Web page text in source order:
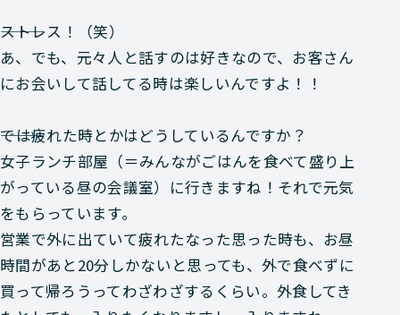
―――ストレス！（笑）
あ、でも、元々人と話すのは好きなので、お客さん
にお会いして話してる時は楽しいんですよ！！
―――では疲れた時とかはどうしているんですか？
女子ランチ部屋（＝みんながごはんを食べて盛り上
がっている昼の会議室）に行きますね！それで元気
をもらっています。
営業で外に出ていて疲れたなった思った時も、お昼
時間があと20分しかないと思っても、外で食べずに
買って帰ろうってわざわざするくらい。外食してき